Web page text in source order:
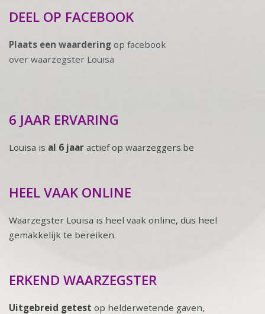
DEEL OP FACEBOOK
Plaats een waardering op facebook
over waarzegster Louisa
6 JAAR ERVARING
Louisa is al 6 jaar actief op waarzeggers.be
HEEL VAAK ONLINE
Waarzegster Louisa is heel vaak online, dus heel
gemakkelijk te bereiken.
ERKEND WAARZEGSTER
Uitgebreid getest op helderwetende gaven,